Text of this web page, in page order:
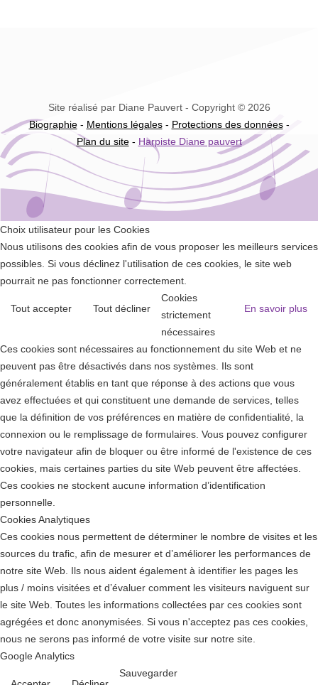
Site réalisé par Diane Pauvert - Copyright © 2026
Biographie- Mentions légales- Protections des données-
Plan du site- Harpiste Diane pauvert
Choix utilisateur pour les Cookies
Nous utilisons des cookies afin de vous proposer les meilleurs services
possibles. Si vous déclinez l'utilisation de ces cookies, le site web
pourrait ne pas fonctionner correctement.
Tout accepter Tout décliner En savoir plus
Cookies
strictement
nécessaires
Ces cookies sont nécessaires au fonctionnement du site Web et ne
peuvent pas être désactivés dans nos systèmes. Ils sont
généralement établis en tant que réponse à des actions que vous
avez effectuées et qui constituent une demande de services, telles
que la définition de vos préférences en matière de confidentialité, la
connexion ou le remplissage de formulaires. Vous pouvez configurer
votre navigateur afin de bloquer ou être informé de l'existence de ces
cookies, mais certaines parties du site Web peuvent être affectées.
Ces cookies ne stockent aucune information d’identification
personnelle.
Cookies Analytiques
Ces cookies nous permettent de déterminer le nombre de visites et les
sources du trafic, afin de mesurer et d’améliorer les performances de
notre site Web. Ils nous aident également à identifier les pages les
plus / moins visitées et d’évaluer comment les visiteurs naviguent sur
le site Web. Toutes les informations collectées par ces cookies sont
agrégées et donc anonymisées. Si vous n'acceptez pas ces cookies,
nous ne serons pas informé de votre visite sur notre site.
Google Analytics
Sauvegarder